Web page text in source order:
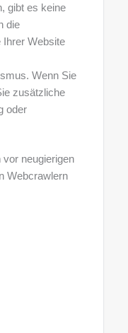
gibt es keine
die
Ihrer Website
Wenn Sie
zusätzliche
oder
neugierigen
Webcrawlern